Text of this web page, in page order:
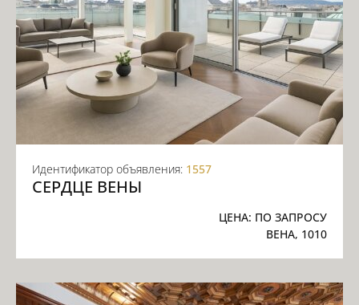
Идентификатор объявления: 1557
СЕРДЦЕ ВЕНЫ
ЦЕНА: ПО ЗАПРОСУ
ВЕНА, 1010